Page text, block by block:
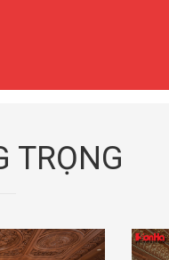
TRỌNG